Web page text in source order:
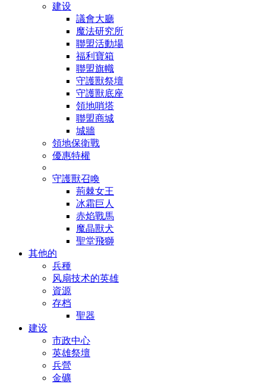
建设
議會大廳
魔法研究所
聯盟活動場
福利寶箱
聯盟旗幟
守護獸祭壇
守護獸底座
領地哨塔
聯盟商城
城牆
領地保衛戰
優惠特權
守護獸召喚
荊棘女王
冰霜巨人
赤焰戰馬
魔晶獸犬
聖堂飛獅
其他的
兵種
风扇技术的英雄
資源
存档
聖器
建设
市政中心
英雄祭壇
兵營
金礦